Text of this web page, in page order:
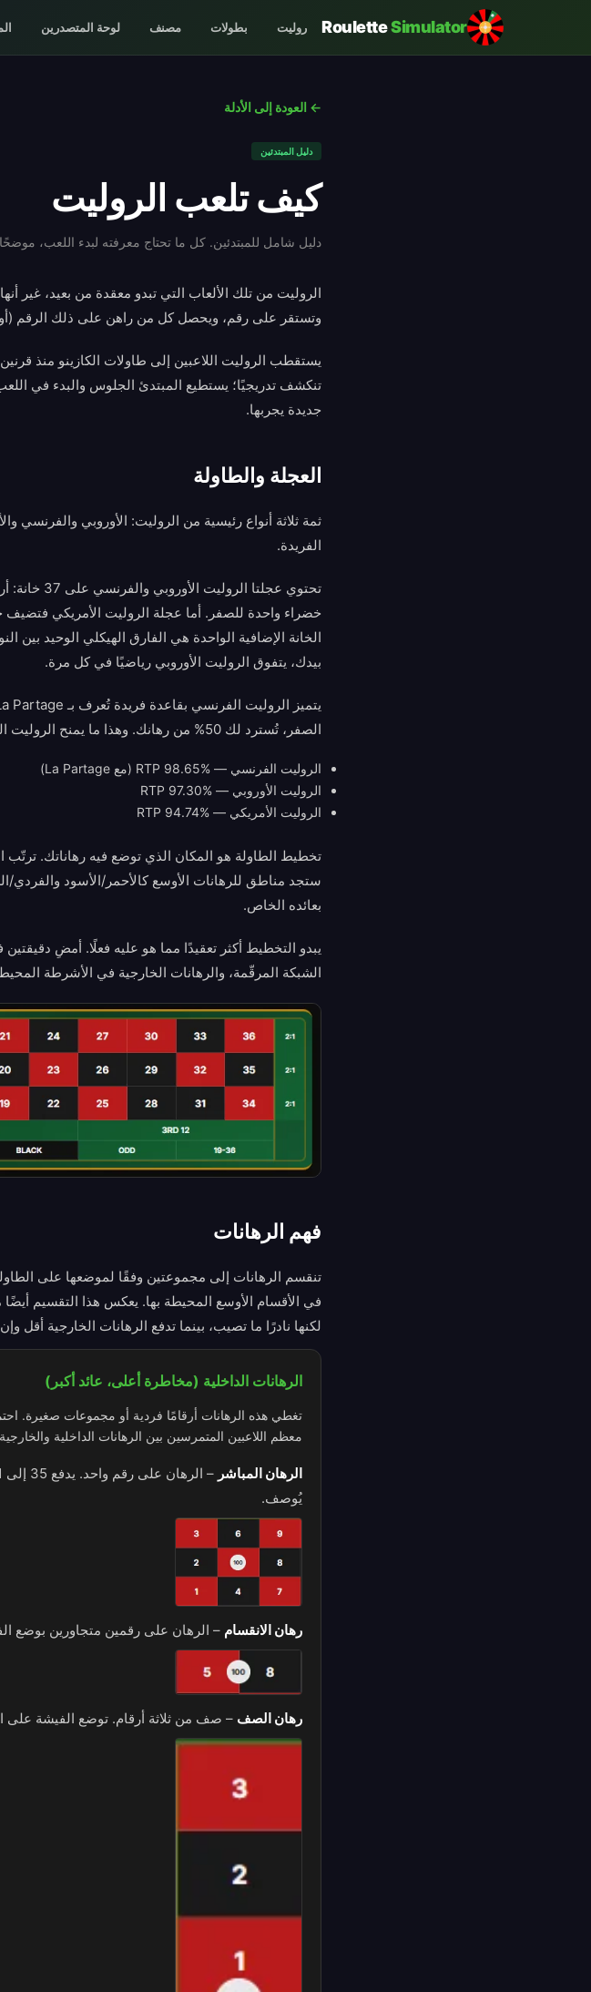
RouletteSimulator روليت بطولات مصنف لوحة المتصدرين
← العودة إلى الأدلة
دليل المبتدئين
كيف تلعب الروليت
دليل شامل للمبتدئين. كل ما تحتاج معرفته لبدء اللعب،
الروليت من تلك الألعاب التي تبدو معقدة من بعيد، غير
وتستقر على رقم، ويحصل كل من راهن على ذلك الرقم (أو
يستقطب الروليت اللاعبين إلى طاولات الكازينو منذ
تنكشف تدريجيًا؛ يستطيع المبتدئ الجلوس والبدء في
جديدة يجربها.
العجلة والطاولة
ثمة ثلاثة أنواع رئيسية من الروليت: الأوروبي والفرنسي
الفريدة.
الخانة الإضافية الواحدة هي الفارق الهيكلي الوحيد بين
بيدك، يتفوق الروليت الأوروبي رياضيًا في كل مرة.
الصفر، تُسترد لك 50% من رهانك. وهذا ما يمنح الروليت الفرنسي أعلى RTP نظري من بين المتغيرات الثلاثة:
الروليت الفرنسي — RTP 98.65% (مع La Partage)
الروليت الأوروبي — RTP 97.30%
الروليت الأمريكي — RTP 94.74%
تخطيط الطاولة هو المكان الذي توضع فيه رهاناتك.
ستجد مناطق للرهانات الأوسع كالأحمر/الأسود والفردي/
بعائده الخاص.
يبدو التخطيط أكثر تعقيدًا مما هو عليه فعلًا. أمضِ
الشبكة المرقّمة، والرهانات الخارجية في الأشرطة
فهم الرهانات
تنقسم الرهانات إلى مجموعتين وفقًا لموضعها على
في الأقسام الأوسع المحيطة بها. يعكس هذا التقسيم أيضًا
لكنها نادرًا ما تصيب، بينما تدفع الرهانات الخارجية أقل
الرهانات الداخلية (مخاطرة أعلى، عائد أكبر)
تغطي هذه الرهانات أرقامًا فردية أو مجموعات صغيرة.
معظم اللاعبين المتمرسين بين الرهانات الداخلية
الرهان المباشر –
يُوصف.
رهان الانقسام – الرهان على رقمين متجاورين بوضع
رهان الصف – صف من ثلاثة أرقام. توضع الفيشة على